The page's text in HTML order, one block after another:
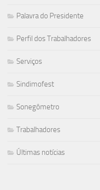
Palavra do Presidente
Perfil dos Trabalhadores
Serviços
Sindimofest
Sonegômetro
Trabalhadores
Últimas notícias